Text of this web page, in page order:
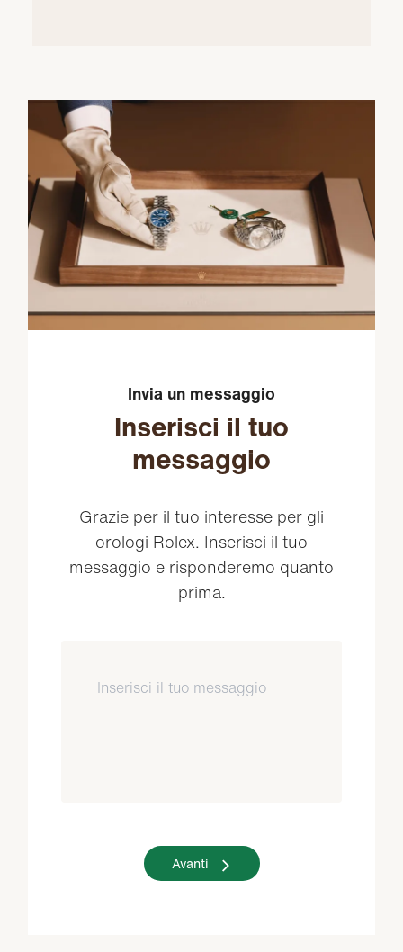
Invia un messaggio
Inserisci il tuo
messaggio
Grazie per il tuo interesse per gli
orologi Rolex. Inserisci il tuo
messaggio e risponderemo quanto
prima.
Avanti